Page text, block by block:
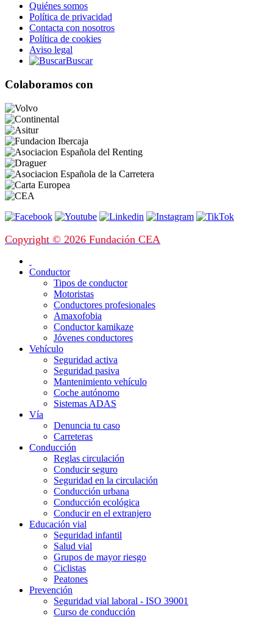
Quiénes somos
Política de privacidad
Contacta con nosotros
Política de cookies
Aviso legal
Buscar
Colaboramos con
Copyright © 2026 Fundación CEA
Conductor
Tipos de conductor
Motoristas
Conductores profesionales
Amaxofobia
Conductor kamikaze
Jóvenes conductores
Vehículo
Seguridad activa
Seguridad pasiva
Mantenimiento vehículo
Coche autónomo
Sistemas ADAS
Vía
Denuncia tu caso
Carreteras
Conducción
Reglas circulación
Conducir seguro
Seguridad en la circulación
Conducción urbana
Conducción ecológica
Conducir en el extranjero
Educación vial
Seguridad infantil
Salud vial
Grupos de mayor riesgo
Ciclistas
Peatones
Prevención
Seguridad vial laboral - ISO 39001
Curso de conducción